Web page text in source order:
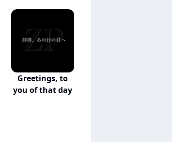
Greetings, to
you of that day